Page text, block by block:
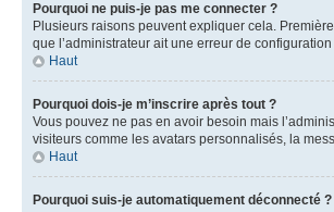
Pourquoi ne puis-je pas me connecter ?
Plusieurs raisons peuvent expliquer cela.
que l’administrateur ait une erreur de
Haut
Pourquoi dois-je m’inscrire après tout ?
Vous pouvez ne pas en avoir besoin mais
visiteurs comme les avatars personnalisés, la
Haut
Pourquoi suis-je automatiquement déconnecté ?